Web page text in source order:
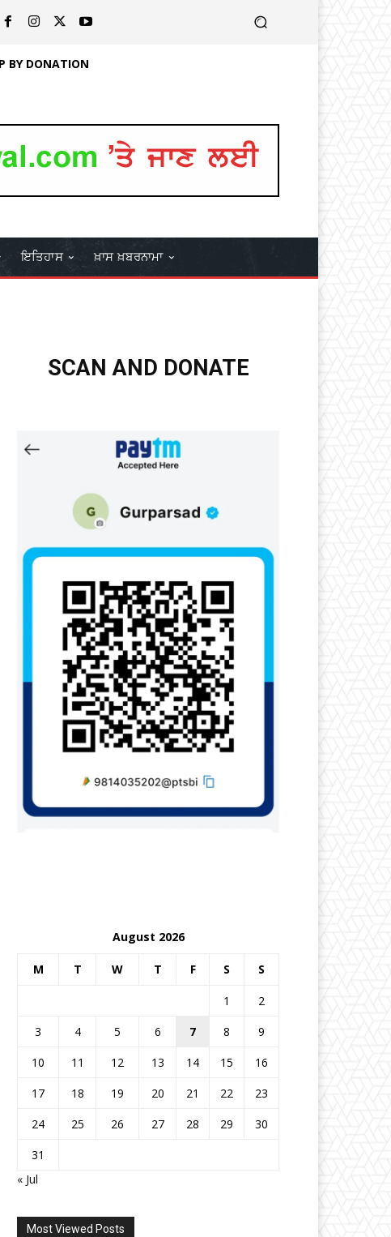
BY DONATION
ਇਤਿਹਾਸ ਖ਼ਾਸ ਖ਼ਬਰਨਾਮਾ
SCAN AND DONATE
August 2026
M T W T F S S
1
2
3
4 5 6 7 8
9
10
11 12 13 14 15
16
17
18 19 20 21 22
23
24
25 26 27 28 29
30
31
« Jul
Most Viewed Posts